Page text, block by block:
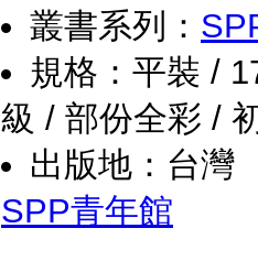
叢書系列：
規格：平裝 /
級 / 部份全彩 /
出版地：台灣
SPP青年館